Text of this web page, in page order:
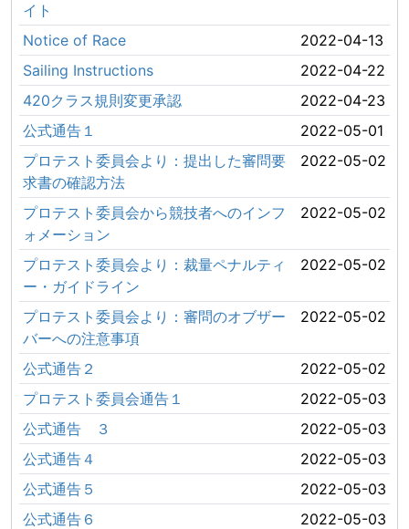
イト
Notice of Race
2022-04-13
Sailing Instructions
2022-04-22
420クラス規則変更承認
2022-04-23
公式通告１
2022-05-01
プロテスト委員会より：提出した審問要
求書の確認方法
2022-05-02
プロテスト委員会から競技者へのインフ
ォメーション
2022-05-02
プロテスト委員会より：裁量ペナルティ
ー・ガイドライン
2022-05-02
プロテスト委員会より：審問のオブザー
バーへの注意事項
2022-05-02
公式通告２
2022-05-02
プロテスト委員会通告１
2022-05-03
公式通告 ３
2022-05-03
公式通告４
2022-05-03
公式通告５
2022-05-03
公式通告６
2022-05-03